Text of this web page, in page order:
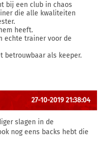
bij een club in chaos
die alle kwaliteiten
heeft.
echte trainer voor de
betrouwbaar als keeper.
27-10-2019 21:38:04
slagen in de
nog eens backs hebt die